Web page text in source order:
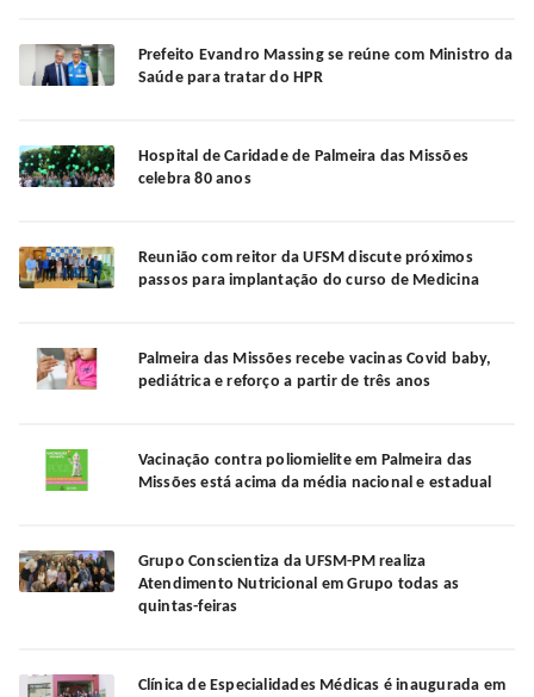
Prefeito Evandro Massing se reúne com Ministro da
Saúde para tratar do HPR
Hospital de Caridade de Palmeira das Missões
celebra 80 anos
Reunião com reitor da UFSM discute próximos
passos para implantação do curso de Medicina
Palmeira das Missões recebe vacinas Covid baby,
pediátrica e reforço a partir de três anos
Vacinação contra poliomielite em Palmeira das
Missões está acima da média nacional e estadual
Grupo Conscientiza da UFSM-PM realiza
Atendimento Nutricional em Grupo todas as
quintas-feiras
Clínica de Especialidades Médicas é inaugurada em